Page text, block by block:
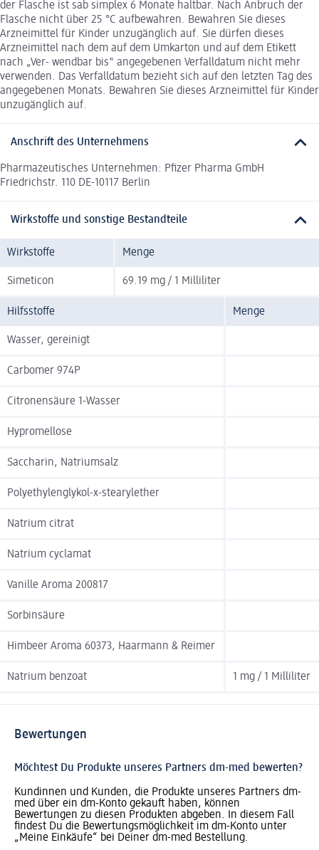
der Flasche ist sab simplex 6 Monate haltbar. Nach Anbruch der
Flasche nicht über 25 °C aufbewahren. Bewahren Sie dieses
Arzneimittel für Kinder unzugänglich auf. Sie dürfen dieses
Arzneimittel nach dem auf dem Umkarton und auf dem Etikett
nach „Ver- wendbar bis" angegebenen Verfalldatum nicht mehr
verwenden. Das Verfalldatum bezieht sich auf den letzten Tag des
angegebenen Monats. Bewahren Sie dieses Arzneimittel für Kinder
unzugänglich auf.
Anschrift des Unternehmens
Pharmazeutisches Unternehmen: Pfizer Pharma GmbH
Friedrichstr. 110 DE-10117 Berlin
Wirkstoffe und sonstige Bestandteile
Wirkstoffe Menge
Simeticon 69.19 mg / 1 Milliliter
Hilfsstoffe Menge
Wasser, gereinigt
Carbomer 974P
Citronensäure 1-Wasser
Hypromellose
Saccharin, Natriumsalz
Polyethylenglykol-x-stearylether
Natrium citrat
Natrium cyclamat
Vanille Aroma 200817
Sorbinsäure
Himbeer Aroma 60373, Haarmann & Reimer
Natrium benzoat 1 mg / 1 Milliliter
Bewertungen
Möchtest Du Produkte unseres Partners dm-med bewerten?
Kundinnen und Kunden, die Produkte unseres Partners dm-
med über ein dm-Konto gekauft haben, können
Bewertungen zu diesen Produkten abgeben. In diesem Fall
findest Du die Bewertungsmöglichkeit im dm-Konto unter
„Meine Einkäufe“ bei Deiner dm-med Bestellung.